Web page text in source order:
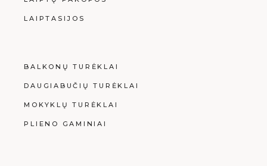
LAIPTASIJOS
BALKONŲ TURĖKLAI
DAUGIABUČIŲ TURĖKLAI
MOKYKLŲ TURĖKLAI
PLIENO GAMINIAI